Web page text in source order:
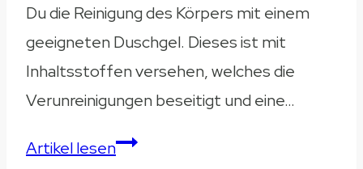
Du die Reinigung des Körpers mit einem
geeigneten Duschgel. Dieses ist mit
Inhaltsstoffen versehen, welches die
Verunreinigungen beseitigt und eine…
Artikel lesenBestes